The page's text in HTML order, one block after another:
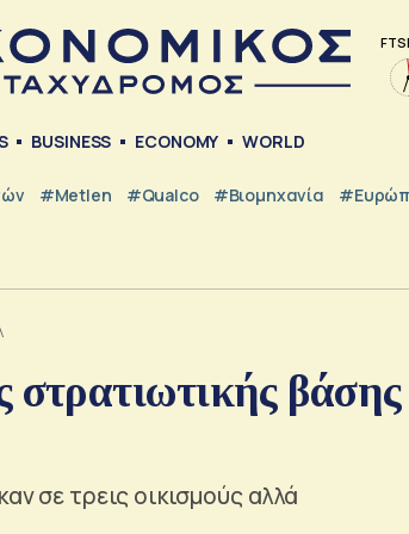
BUSINESS ECONOMY WORLD
#metlen #Qualco #Βιομηχανία
βάσης
σε τρεις οικισμούς αλλά